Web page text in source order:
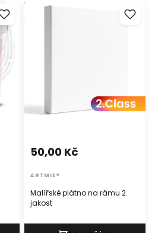
Malířské plátno na rámu 2.
Malířské plátno na rámu 2.
jakost
50,00 Kč
ARTMIE®